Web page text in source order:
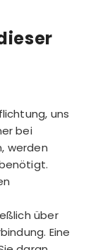
uns
bei
werden
über
Eine